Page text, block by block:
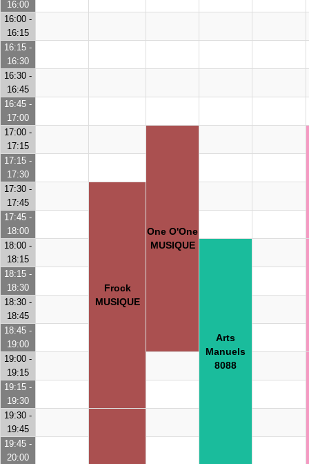
16:00
16:00 -
16:15
16:15 -
16:30
16:30 -
16:45
16:45 -
17:00
17:00 -
17:15
One O'One
MUSIQUE
17:15 -
17:30
17:30 -
17:45
Frock
MUSIQUE
17:45 -
18:00
18:00 -
18:15
Arts
Manuels
8088
18:15 -
18:30
18:30 -
18:45
18:45 -
19:00
19:00 -
19:15
19:15 -
19:30
19:30 -
19:45
19:45 -
20:00